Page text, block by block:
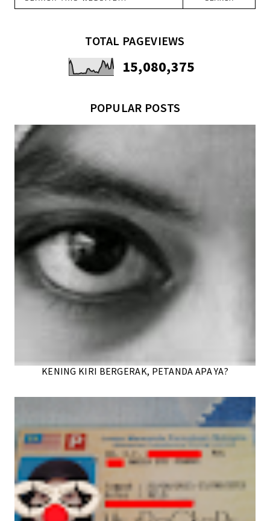
TOTAL PAGEVIEWS
15,080,375
POPULAR POSTS
KENING KIRI BERGERAK, PETANDA APA YA?